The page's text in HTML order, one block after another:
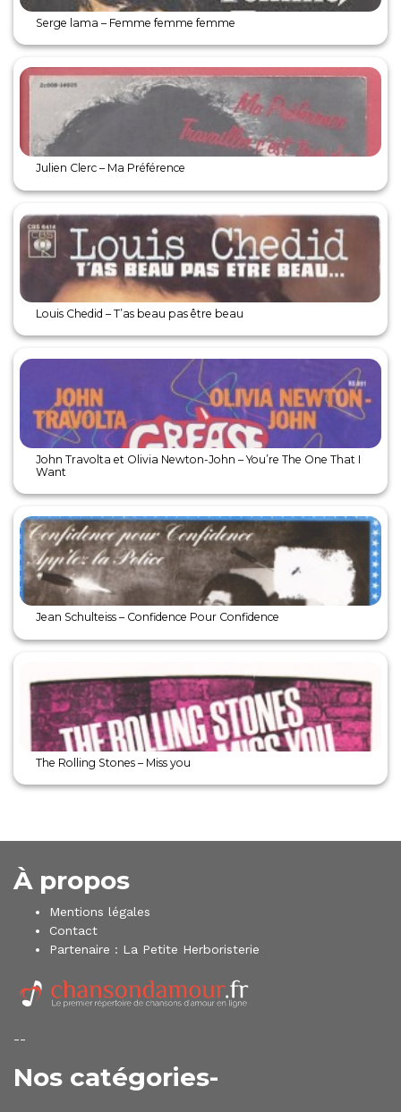
Serge lama – Femme femme femme
Julien Clerc – Ma Préférence
Louis Chedid – T’as beau pas être beau
John Travolta et Olivia Newton-John – You’re The One That I
Want
Jean Schulteiss – Confidence Pour Confidence
The Rolling Stones – Miss you
À propos
Mentions légales
Contact
Partenaire : La Petite Herboristerie
--
Nos catégories-